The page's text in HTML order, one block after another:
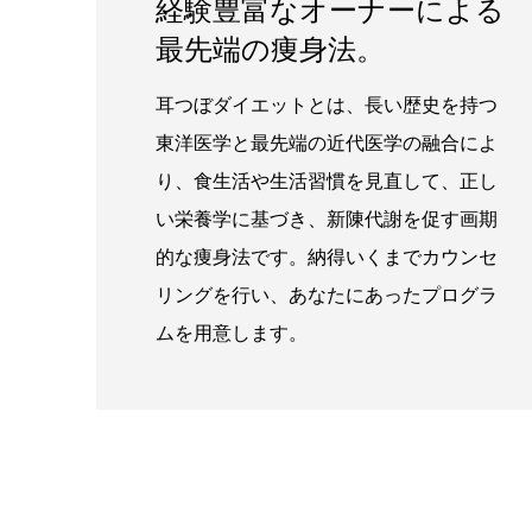
経験豊富なオーナーによる
最先端の痩身法。
耳つぼダイエットとは、長い歴史を持つ
東洋医学と最先端の近代医学の融合によ
り、食生活や生活習慣を見直して、正し
い栄養学に基づき、新陳代謝を促す画期
的な痩身法です。納得いくまでカウンセ
リングを行い、あなたにあったプログラ
ムを用意します。